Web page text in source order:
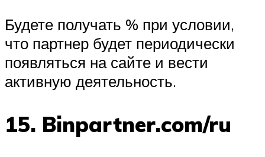
Будете получать % при условии,
что партнер будет периодически
появляться на сайте и вести
активную деятельность.
15. Binpartner.com/ru